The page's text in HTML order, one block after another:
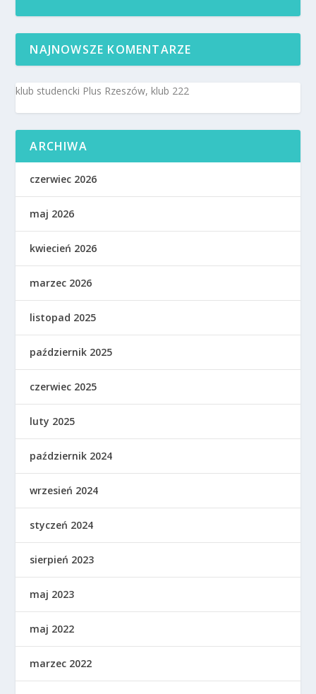
NAJNOWSZE KOMENTARZE
klub studencki Plus Rzeszów, klub 222
ARCHIWA
czerwiec 2026
maj 2026
kwiecień 2026
marzec 2026
listopad 2025
październik 2025
czerwiec 2025
luty 2025
październik 2024
wrzesień 2024
styczeń 2024
sierpień 2023
maj 2023
maj 2022
marzec 2022